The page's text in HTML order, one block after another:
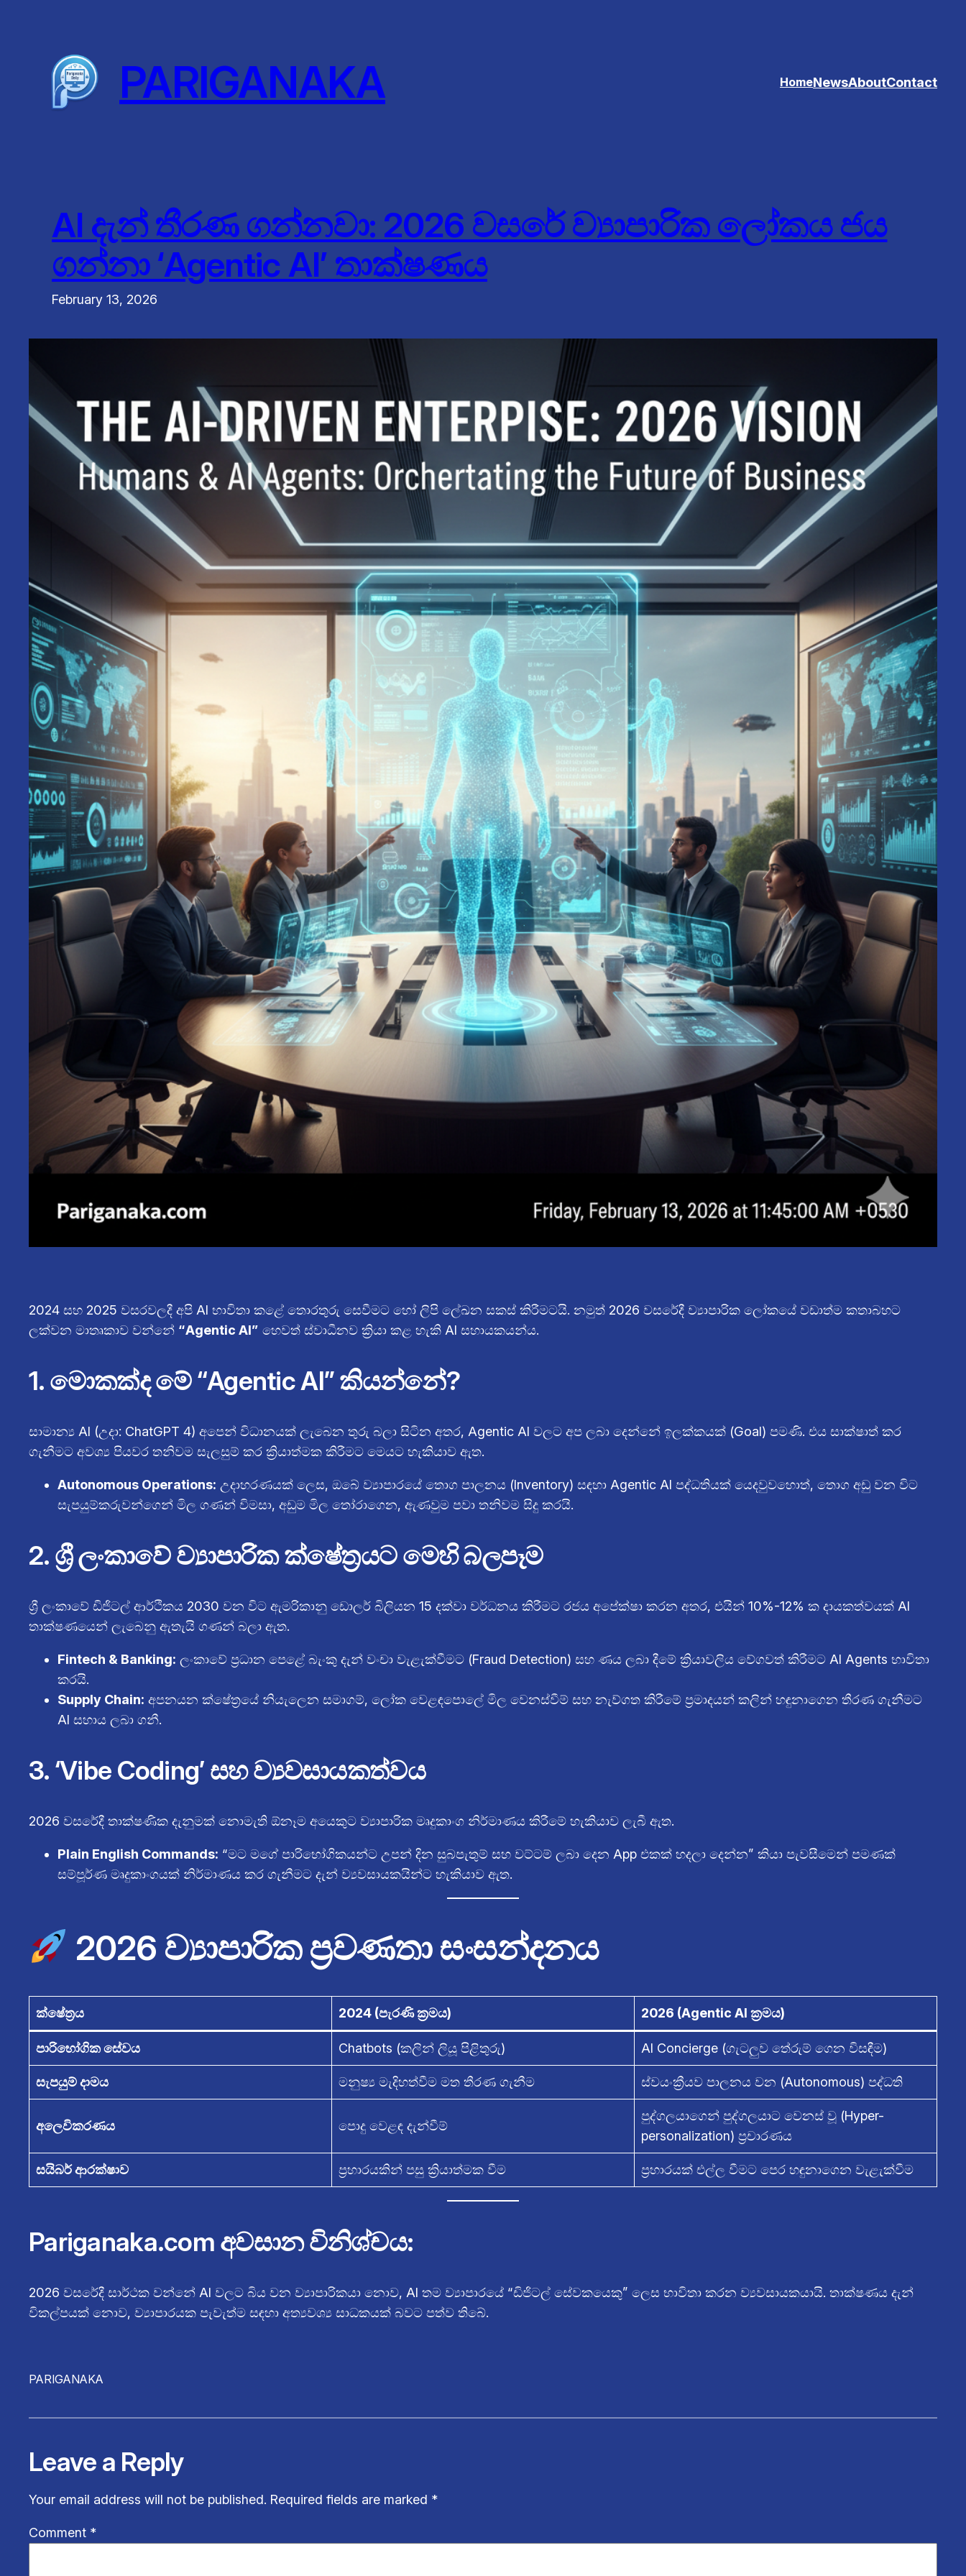
PARIGANAKA HomeNewsAboutContact
AI දැන් තීරණ ගන්නවා: 2026 වසරේ ව්‍යාපාරික ලෝකය ජය
ගන්නා ‘Agentic AI’ තාක්ෂණය
February 13, 2026
2024 සහ 2025 වසරවලදී අපි AI භාවිතා කළේ තොරතුරු සෙවීමට හෝ ලිපි ලේඛන සකස් කිරීමටයි. නමුත් 2026 වසරේදී ව්‍යාපාරික ලෝකයේ වඩාත්ම කතාබහට
ලක්වන මාතෘකාව වන්නේ “Agentic AI” හෙවත් ස්වාධීනව ක්‍රියා කළ හැකි AI සහායකයන්ය.
1. මොකක්ද මේ “Agentic AI” කියන්නේ?
සාමාන්‍ය AI (උදා: ChatGPT 4) අපෙන් විධානයක් ලැබෙන තුරු බලා සිටින අතර, Agentic AI වලට අප ලබා දෙන්නේ ඉලක්කයක් (Goal) පමණි. එය සාක්ෂාත් කර
ගැනීමට අවශ්‍ය පියවර තනිවම සැලසුම් කර ක්‍රියාත්මක කිරීමට මෙයට හැකියාව ඇත.
Autonomous Operations: උදාහරණයක් ලෙස, ඔබේ ව්‍යාපාරයේ තොග පාලනය (Inventory) සඳහා Agentic AI පද්ධතියක් යෙදවුවහොත්, තොග අඩු වන විට
සැපයුම්කරුවන්ගෙන් මිල ගණන් විමසා, අඩුම මිල තෝරාගෙන, ඇණවුම පවා තනිවම සිදු කරයි.
2. ශ්‍රී ලංකාවේ ව්‍යාපාරික ක්ෂේත්‍රයට මෙහි බලපෑම
ශ්‍රී ලංකාවේ ඩිජිටල් ආර්ථිකය 2030 වන විට ඇමරිකානු ඩොලර් බිලියන 15 දක්වා වර්ධනය කිරීමට රජය අපේක්ෂා කරන අතර, එයින් 10%-12% ක දායකත්වයක් AI
තාක්ෂණයෙන් ලැබෙනු ඇතැයි ගණන් බලා ඇත.
Fintech & Banking: ලංකාවේ ප්‍රධාන පෙළේ බැංකු දැන් වංචා වැළැක්වීමට (Fraud Detection) සහ ණය ලබා දීමේ ක්‍රියාවලිය වේගවත් කිරීමට AI Agents භාවිතා
කරයි.
Supply Chain: අපනයන ක්ෂේත්‍රයේ නියැලෙන සමාගම්, ලෝක වෙළඳපොලේ මිල වෙනස්වීම් සහ නැව්ගත කිරීමේ ප්‍රමාදයන් කලින් හඳුනාගෙන තීරණ ගැනීමට
AI සහාය ලබා ගනී.
3. ‘Vibe Coding’ සහ ව්‍යවසායකත්වය
2026 වසරේදී තාක්ෂණික දැනුමක් නොමැති ඕනෑම අයෙකුට ව්‍යාපාරික මෘදුකාංග නිර්මාණය කිරීමේ හැකියාව ලැබී ඇත.
Plain English Commands: “මට මගේ පාරිභෝගිකයන්ට උපන් දින සුබපැතුම් සහ වට්ටම් ලබා දෙන App එකක් හදලා දෙන්න” කියා පැවසීමෙන් පමණක්
සම්පූර්ණ මෘදුකාංගයක් නිර්මාණය කර ගැනීමට දැන් ව්‍යවසායකයින්ට හැකියාව ඇත.
2026 ව්‍යාපාරික ප්‍රවණතා සංසන්දනය
ක්ෂේත්‍රය 2024 (පැරණි ක්‍රමය) 2026 (Agentic AI ක්‍රමය)
පාරිභෝගික සේවය Chatbots (කලින් ලියූ පිළිතුරු) AI Concierge (ගැටලුව තේරුම් ගෙන විසඳීම)
සැපයුම් දාමය මනුෂ්‍ය මැදිහත්වීම මත තීරණ ගැනීම ස්වයංක්‍රීයව පාලනය වන (Autonomous) පද්ධති
අලෙවිකරණය පොදු වෙළඳ දැන්වීම්
පුද්ගලයාගෙන් පුද්ගලයාට වෙනස් වූ (Hyper-
personalization) ප්‍රචාරණය
සයිබර් ආරක්ෂාව ප්‍රහාරයකින් පසු ක්‍රියාත්මක වීම ප්‍රහාරයක් එල්ල වීමට පෙර හඳුනාගෙන වැළැක්වීම
Pariganaka.com අවසාන විනිශ්චය:
2026 වසරේදී සාර්ථක වන්නේ AI වලට බිය වන ව්‍යාපාරිකයා නොව, AI තම ව්‍යාපාරයේ “ඩිජිටල් සේවකයෙකු” ලෙස භාවිතා කරන ව්‍යවසායකයායි. තාක්ෂණය දැන්
විකල්පයක් නොව, ව්‍යාපාරයක පැවැත්ම සඳහා අත්‍යවශ්‍ය සාධකයක් බවට පත්ව තිබේ.
PARIGANAKA
Leave a Reply
Your email address will not be published. Required fields are marked *
Comment *